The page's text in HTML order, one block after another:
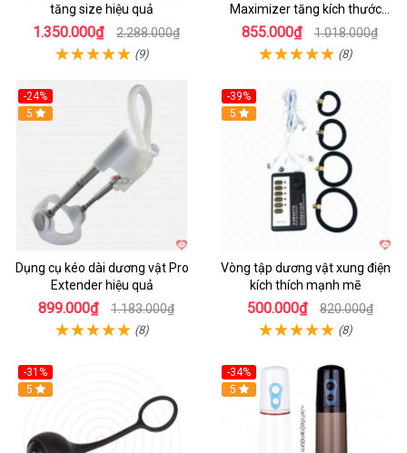
tăng size hiệu quả
1.350.000₫ 2.288.000₫
(9)
Maximizer tăng kích thước
nhanh
855.000₫ 1.018.000₫
(8)
-24%
Hot
5
Dụng cụ kéo dài dương vật Pro
Extender hiệu quả
899.000₫ 1.183.000₫
(8)
-39%
Hot
5
Vòng tập dương vật xung điện
kích thích mạnh mẽ
500.000₫ 820.000₫
(8)
-31%
Hot
5
-34%
Hot
5